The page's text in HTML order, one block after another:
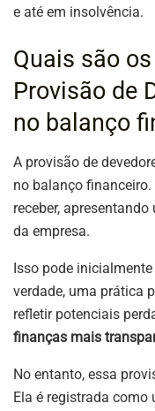
e até em insolvência.
Quais são
Provisão de
no balanço
A provisão de
no balanço
receber,
da empresa.
Isso pode
verdade, uma prática
refletir potenciais
finanças mais
No entanto, essa
Ela é registrada